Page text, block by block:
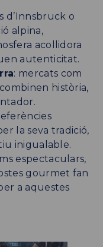
d’Innsbruck o
alpina,
acollidora
autenticitat.
: mercats com
història,
la seva tradició,
inigualable.
espectaculars,
gourmet fan
a aquestes